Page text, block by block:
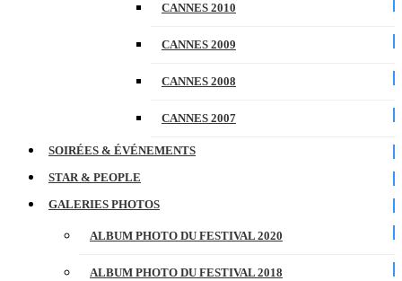
CANNES 2010
CANNES 2009
CANNES 2008
CANNES 2007
SOIRÉES & ÉVÉNEMENTS
STAR & PEOPLE
GALERIES PHOTOS
ALBUM PHOTO DU FESTIVAL 2020
ALBUM PHOTO DU FESTIVAL 2018